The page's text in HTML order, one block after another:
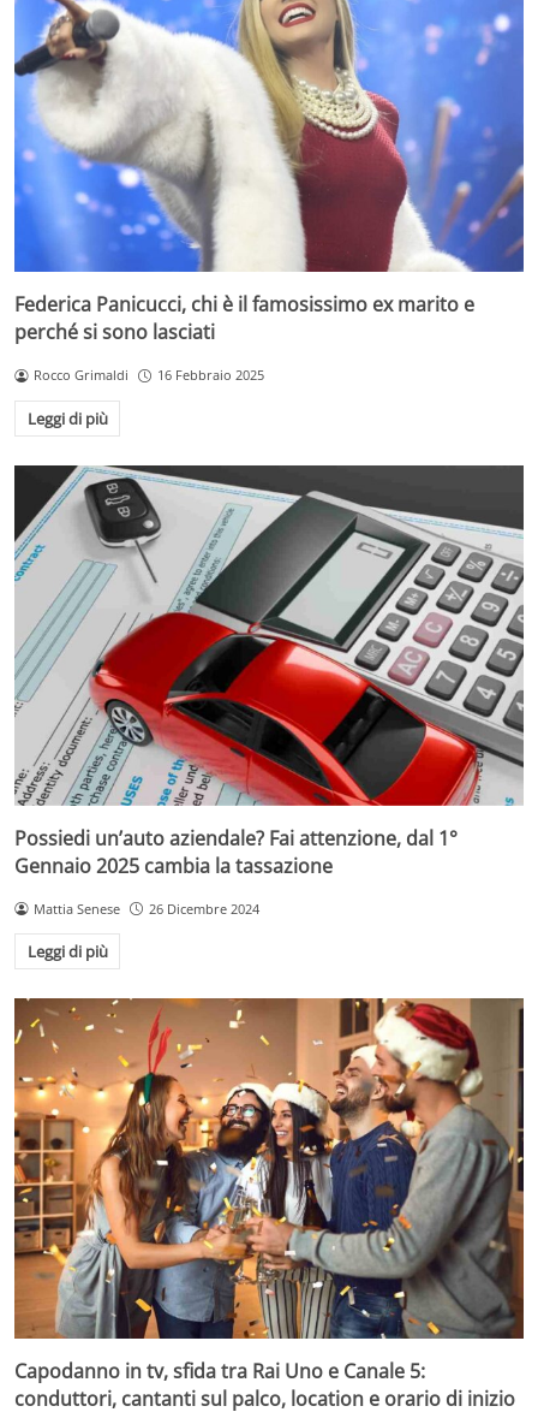
Federica Panicucci, chi è il famosissimo ex marito e
perché si sono lasciati
Rocco Grimaldi 16 Febbraio 2025
Leggi di più
Possiedi un’auto aziendale? Fai attenzione, dal 1°
Gennaio 2025 cambia la tassazione
Mattia Senese 26 Dicembre 2024
Leggi di più
Capodanno in tv, sfida tra Rai Uno e Canale 5:
conduttori, cantanti sul palco, location e orario di inizio